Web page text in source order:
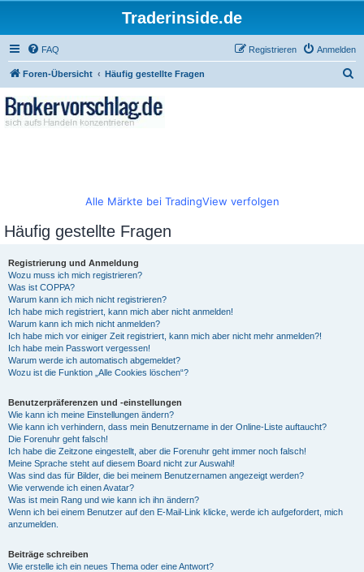
Traderinside.de
FAQ Anmelden
Registrieren
Foren-Übersicht Häufig gestellte Fragen
Alle Märkte bei TradingView verfolgen
Häufig gestellte Fragen
Registrierung und Anmeldung
Wozu muss ich mich registrieren?
Was ist COPPA?
Warum kann ich mich nicht registrieren?
Ich habe mich registriert, kann mich aber nicht anmelden!
Warum kann ich mich nicht anmelden?
Ich habe mich vor einiger Zeit registriert, kann mich aber nicht mehr anmelden?!
Ich habe mein Passwort vergessen!
Warum werde ich automatisch abgemeldet?
Wozu ist die Funktion „Alle Cookies löschen“?
Benutzerpräferenzen und -einstellungen
Wie kann ich meine Einstellungen ändern?
Wie kann ich verhindern, dass mein Benutzername in der Online-Liste auftaucht?
Die Forenuhr geht falsch!
Ich habe die Zeitzone eingestellt, aber die Forenuhr geht immer noch falsch!
Meine Sprache steht auf diesem Board nicht zur Auswahl!
Was sind das für Bilder, die bei meinem Benutzernamen angezeigt werden?
Wie verwende ich einen Avatar?
Was ist mein Rang und wie kann ich ihn ändern?
Wenn ich bei einem Benutzer auf den E-Mail-Link klicke, werde ich aufgefordert, mich
anzumelden.
Beiträge schreiben
Wie erstelle ich ein neues Thema oder eine Antwort?